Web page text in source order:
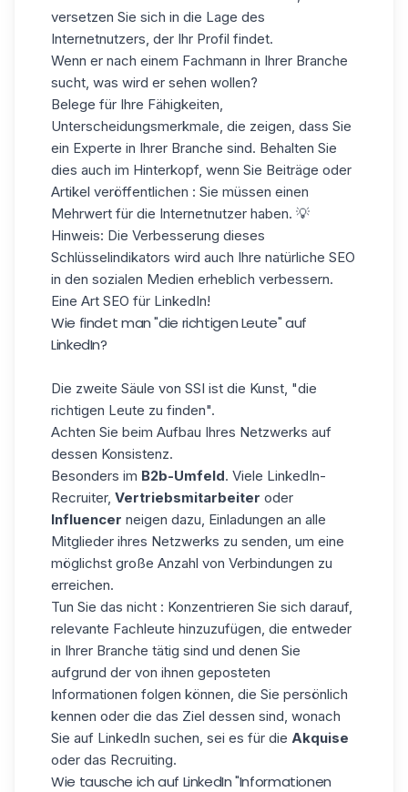
versetzen Sie sich in die Lage des
Internetnutzers, der Ihr Profil findet.
Wenn er nach einem Fachmann in Ihrer Branche
sucht, was wird er sehen wollen?
Belege für Ihre Fähigkeiten,
Unterscheidungsmerkmale, die zeigen, dass Sie
ein Experte in Ihrer Branche sind. Behalten Sie
dies auch im Hinterkopf, wenn Sie Beiträge oder
Artikel veröffentlichen : Sie müssen einen
Mehrwert für die Internetnutzer haben. 💡
Hinweis: Die Verbesserung dieses
Schlüsselindikators wird auch Ihre natürliche SEO
in den sozialen Medien erheblich verbessern.
Eine Art SEO für LinkedIn!
Wie findet man "die richtigen Leute" auf
LinkedIn?
Die zweite Säule von SSI ist die Kunst, "die
richtigen Leute zu finden".
Achten Sie beim Aufbau Ihres Netzwerks auf
dessen Konsistenz.
Besonders im B2b-Umfeld. Viele LinkedIn-
Recruiter, Vertriebsmitarbeiter oder
Influencer neigen dazu, Einladungen an alle
Mitglieder ihres Netzwerks zu senden, um eine
möglichst große Anzahl von Verbindungen zu
erreichen.
Tun Sie das nicht : Konzentrieren Sie sich darauf,
relevante Fachleute hinzuzufügen, die entweder
in Ihrer Branche tätig sind und denen Sie
aufgrund der von ihnen geposteten
Informationen folgen können, die Sie persönlich
kennen oder die das Ziel dessen sind, wonach
Sie auf LinkedIn suchen, sei es für die Akquise
oder das Recruiting.
Wie tausche ich auf LinkedIn "Informationen